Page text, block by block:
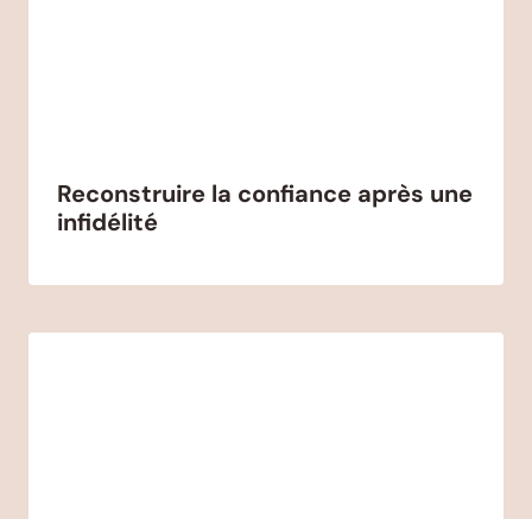
Reconstruire la confiance après une
infidélité